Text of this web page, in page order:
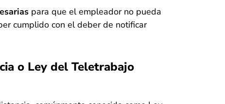
para que el empleador no pueda
cumplido con el deber de notificar
o Ley del Teletrabajo